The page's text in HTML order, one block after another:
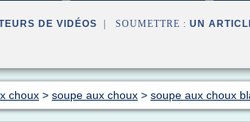
DE VIDÉOS | SOUMETTRE : UN
choux > soupe aux choux > soupe aux choux